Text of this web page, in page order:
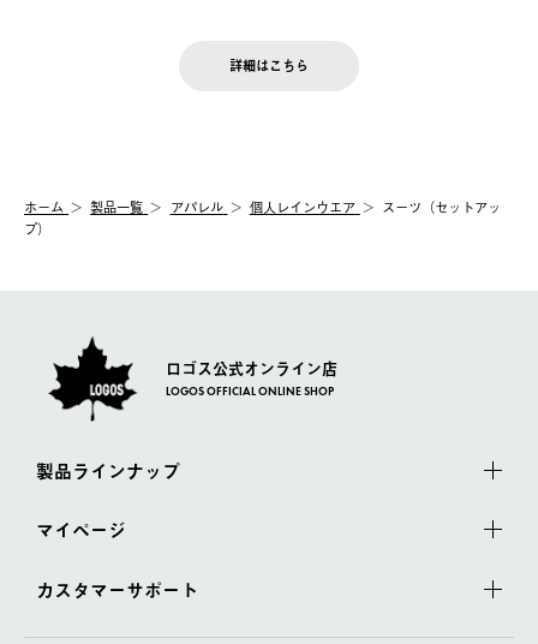
【配送業者】
佐川急便にて配送されます。
お客様都合の返品にかかる送料は、お客様ご負担とさせていただ
一度お手元の商品を返品いただき、ご希望商品を再注文してくだ
LOGOS FAMILY会員の方は、会員マイページ内 購入履歴画面に
詳細はこちら
ホーム 製品一覧 アパレル 個人レインウエア
スーツ（セットアッ
プ）
ロゴス公式オンライン店
LOGOS OFFICIAL ONLINE SHOP
製品ラインナップ
マイページ
カスタマーサポート